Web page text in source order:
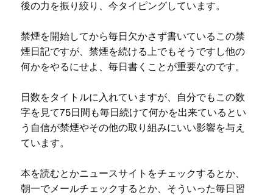
後の力を振り絞り、今タイピングしています。
禁煙を開始してから毎日欠かさず書いているこの禁
煙日記ですが、禁煙を続ける上でもそうですし他の
何かをやるにせよ、毎日書くことが重要なのです。
日数をタイトルに入れていますが、自分でもこの数
字を見て75日間も毎日続けて何かを出来ているとい
う自信が禁煙やその他の取り組みにいい影響を与え
ています。
本を読むとかニュースサイトをチェックするとか、
朝一でメールチェックするとか、そういった毎日習